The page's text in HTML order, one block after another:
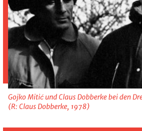
Gojko Mitić und Claus Dobberke bei den
(R: Claus Dobberke, 1978)